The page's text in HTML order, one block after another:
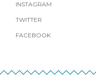
INSTAGRAM
TWITTER
FACEBOOK